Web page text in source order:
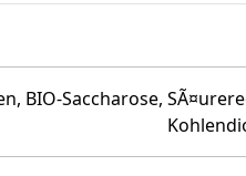
BIO-Saccharose,